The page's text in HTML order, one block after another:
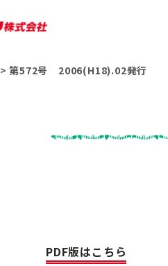
>第572号 2006(H18).02発行
PDF版はこちら